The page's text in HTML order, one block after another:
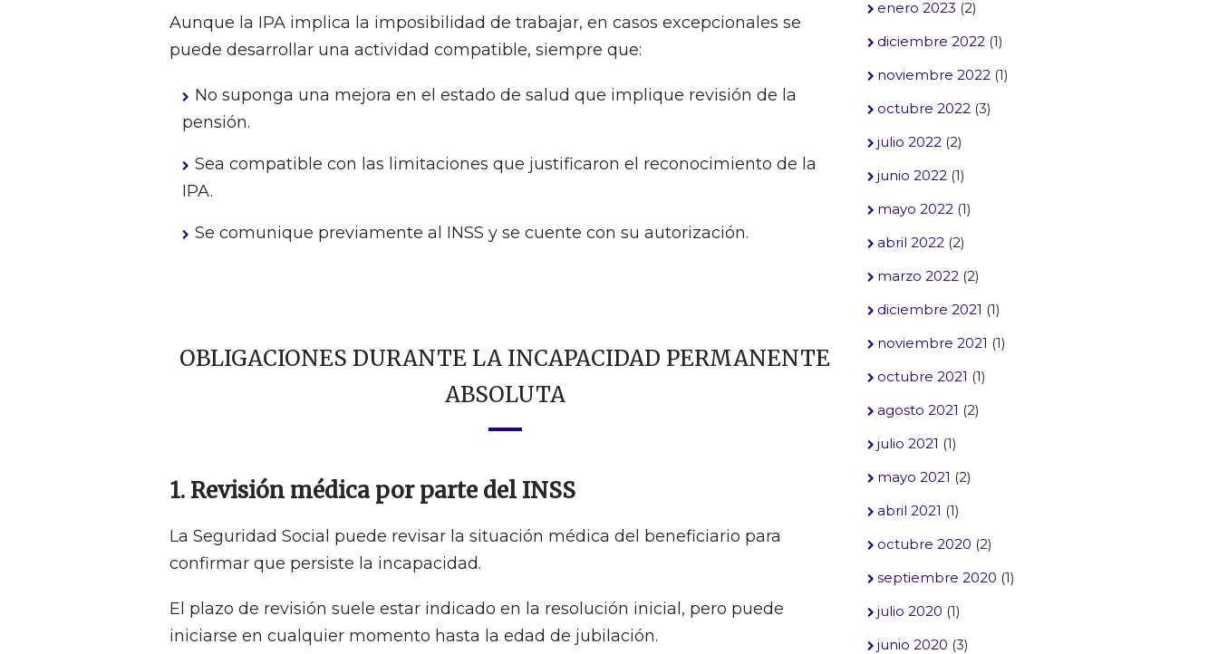
Aunque la IPA implica la imposibilidad de trabajar, en casos excepcionales se
puede desarrollar una actividad compatible, siempre que:
No suponga una mejora en el estado de salud que implique revisión de la
pensión.
Sea compatible con las limitaciones que justificaron el reconocimiento de la
IPA.
Se comunique previamente al INSS y se cuente con su autorización.
OBLIGACIONES DURANTE LA INCAPACIDAD PERMANENTE
ABSOLUTA
1. Revisión médica por parte del INSS
La Seguridad Social puede revisar la situación médica del beneficiario para
confirmar que persiste la incapacidad.
El plazo de revisión suele estar indicado en la resolución inicial, pero puede
iniciarse en cualquier momento hasta la edad de jubilación.
enero 2023 (2)
diciembre 2022 (1)
noviembre 2022 (1)
octubre 2022 (3)
julio 2022 (2)
junio 2022 (1)
mayo 2022 (1)
abril 2022 (2)
marzo 2022 (2)
diciembre 2021 (1)
noviembre 2021 (1)
octubre 2021 (1)
agosto 2021 (2)
julio 2021 (1)
mayo 2021 (2)
abril 2021 (1)
octubre 2020 (2)
septiembre 2020 (1)
julio 2020 (1)
junio 2020 (3)